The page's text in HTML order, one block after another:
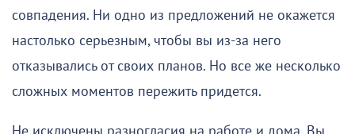
совпадения. Ни одно из предложений не окажется
настолько серьезным, чтобы вы из-за него
отказывались от своих планов. Но все же несколько
сложных моментов пережить придется.